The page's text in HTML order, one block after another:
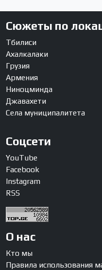
Сюжеты по
Тбилиси
Ахалкалаки
Грузия
Армения
Ниноцминда
Джавахети
Села муниципалитета
Соцсети
YouTube
Facebook
Instagram
RSS
О нас
Кто мы
Правила использования